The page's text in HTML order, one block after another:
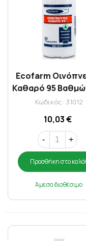
Ecofarm
Καθαρό 95
ml
Κωδικός: 31012
10,03 €
- +
Προσθήκη στο
Άμεσα διαθέσιμο